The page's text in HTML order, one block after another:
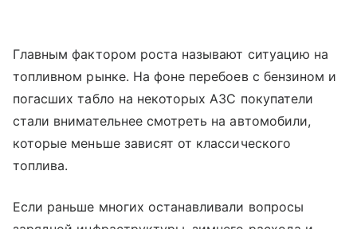
Главным фактором роста называют ситуацию на
топливном рынке. На фоне перебоев с бензином и
погасших табло на некоторых АЗС покупатели
стали внимательнее смотреть на автомобили,
которые меньше зависят от классического
топлива.
Если раньше многих останавливали вопросы